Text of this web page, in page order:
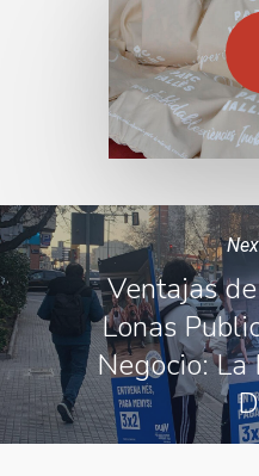
Ventajas
Lonas
Negocio: La